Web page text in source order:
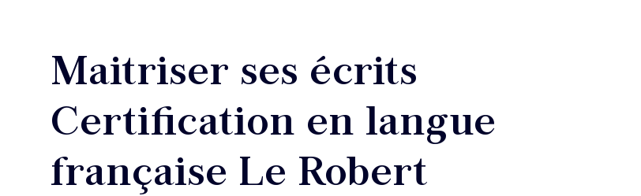
Maitriser ses écrits
Certification en langue
française Le Robert